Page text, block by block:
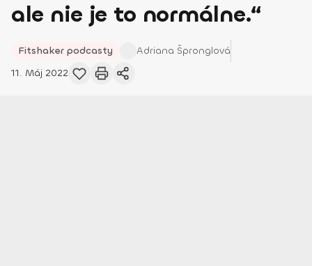
ale nie je to normálne.“
Fitshaker podcasty Adriana Špronglová
11. Máj 2022